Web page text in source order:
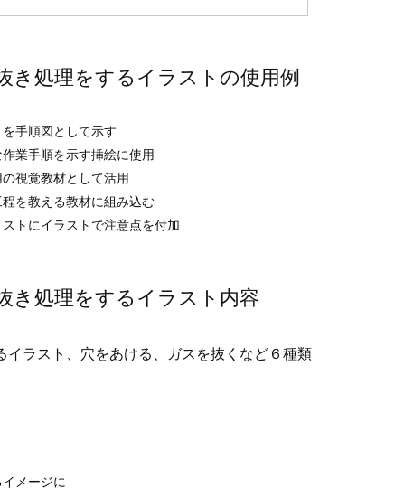
き処理をするイラストの使用例
手順図として示す
業手順を示す挿絵に使用
視覚教材として活用
を教える教材に組み込む
トにイラストで注意点を付加
き処理をするイラスト内容
ラスト、穴をあける、ガスを抜くなど６種類
メージに